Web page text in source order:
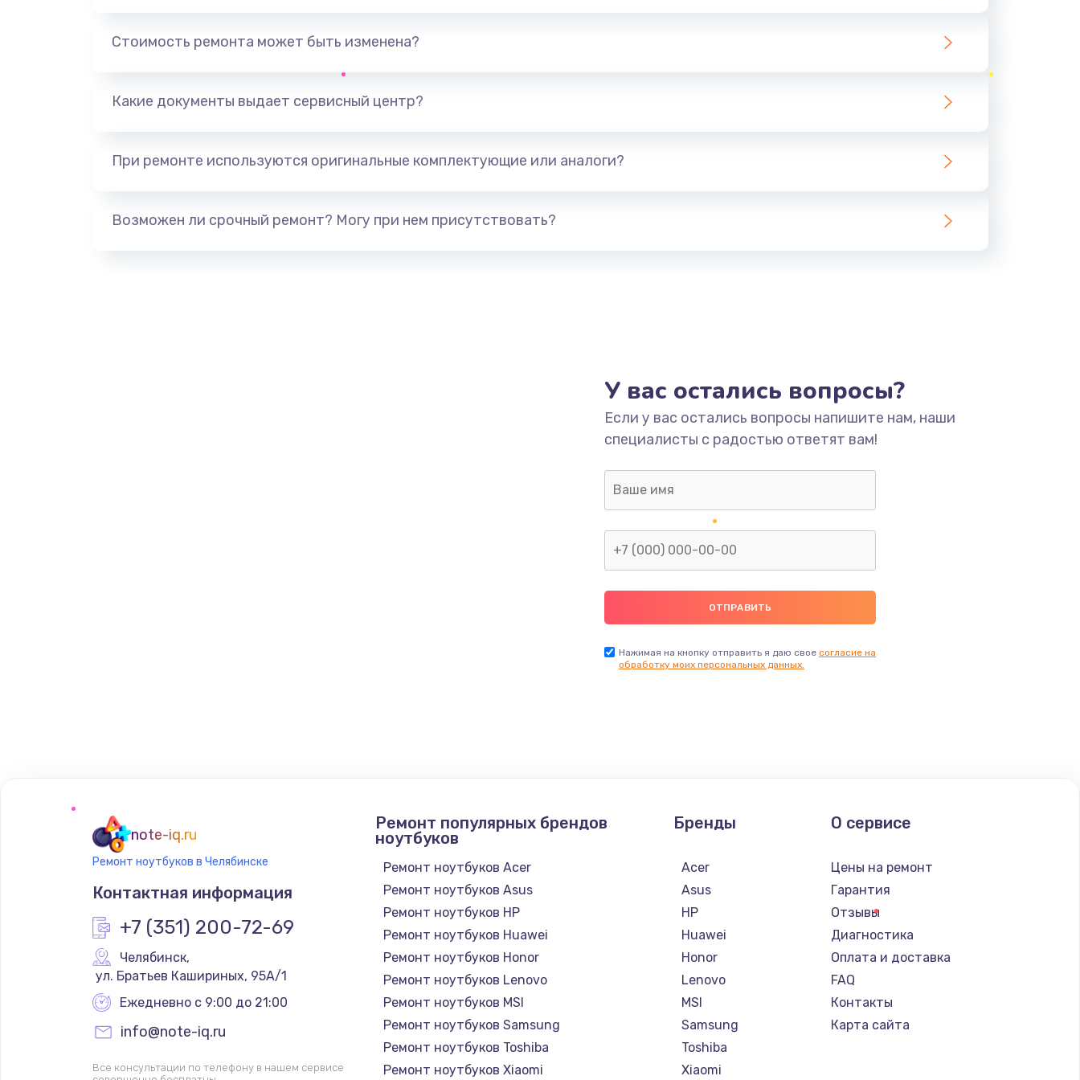
Стоимость ремонта может быть изменена?
Какие документы выдает сервисный центр?
При ремонте используются оригинальные комплектующие или аналоги?
Возможен ли срочный ремонт? Могу при нем присутствовать?
У вас остались вопросы?
Если у вас остались вопросы напишите нам, наши
специалисты с радостью ответят вам!
Нажимая на кнопку отправить я даю свое согласие на
обработку моих персональных данных.
note-iq.ru
Ремонт ноутбуков в Челябинске
Контактная информация
+7 (351) 200-72-69
Челябинск,
ул. Братьев Кашириных, 95А/1
Ежедневно с 9:00 до 21:00
info@note-iq.ru
Все консультации по телефону в нашем сервисе
Ремонт популярных брендов
ноутбуков
Ремонт ноутбуков Acer
Ремонт ноутбуков Asus
Ремонт ноутбуков HP
Ремонт ноутбуков Huawei
Ремонт ноутбуков Honor
Ремонт ноутбуков Lenovo
Ремонт ноутбуков MSI
Ремонт ноутбуков Samsung
Ремонт ноутбуков Toshiba
Ремонт ноутбуков Xiaomi
Бренды
Acer
Asus
HP
Huawei
Honor
Lenovo
MSI
Samsung
Toshiba
Xiaomi
О сервисе
Цены на ремонт
Гарантия
Отзывы
Диагностика
Оплата и доставка
FAQ
Контакты
Карта сайта